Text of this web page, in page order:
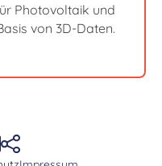
Photovoltaik und
von 3D-Daten.